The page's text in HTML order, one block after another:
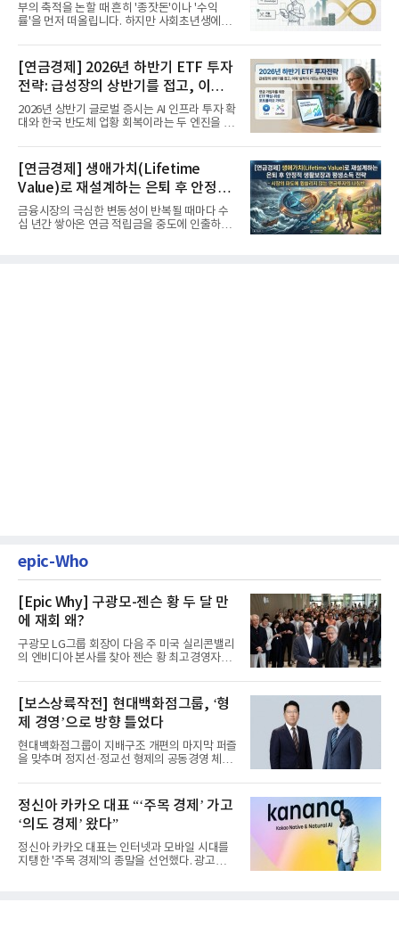
부의 축적을 논할 때 흔히 '종잣돈'이나 '수익
률'을 먼저 떠올립니다. 하지만 사회초년생에게
[연금경제] 2026년 하반기 ETF 투자
전략: 급성장의 상반기를 접고, 이제
'실적'이 가르는 하반기를 맞다
2026년 상반기 글로벌 증시는 AI 인프라 투자 확
대와 한국 반도체 업황 회복이라는 두 엔진을 달
[연금경제] 생애가치(Lifetime
Value)로 재설계하는 은퇴 후 안정적
생활보장과 평생소득 전략
금융시장의 극심한 변동성이 반복될 때마다 수
십 년간 쌓아온 연금 적립금을 중도에 인출하거
epic-Who
[Epic Why] 구광모-젠슨 황 두 달 만
에 재회 왜?
구광모 LG그룹 회장이 다음 주 미국 실리콘밸리
의 엔비디아 본사를 찾아 젠슨 황 최고경영자
[보스상륙작전] 현대백화점그룹, ‘형
제 경영’으로 방향 틀었다
현대백화점그룹이 지배구조 개편의 마지막 퍼즐
을 맞추며 정지선·정교선 형제의 공동경영 체제
정신아 카카오 대표 “‘주목 경제’ 가고
‘의도 경제’ 왔다”
정신아 카카오 대표는 인터넷과 모바일 시대를
지탱한 '주목 경제'의 종말을 선언했다. 광고를